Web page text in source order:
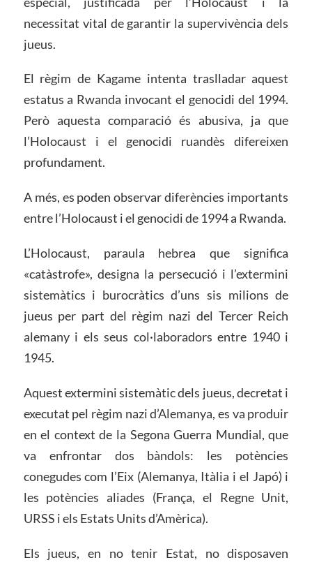
necessitat vital de garantir la supervivència dels
jueus.
El règim de Kagame intenta traslladar aquest
estatus a Rwanda invocant el genocidi del 1994.
Però aquesta comparació és abusiva, ja que
l’Holocaust i el genocidi ruandès difereixen
profundament.
A més, es poden observar diferències importants
entre l’Holocaust i el genocidi de 1994 a Rwanda.
L’Holocaust, paraula hebrea que significa
«catàstrofe», designa la persecució i l’extermini
sistemàtics i burocràtics d’uns sis milions de
jueus per part del règim nazi del Tercer Reich
alemany i els seus col·laboradors entre 1940 i
1945.
Aquest extermini sistemàtic dels jueus, decretat i
executat pel règim nazi d’Alemanya, es va produir
en el context de la Segona Guerra Mundial, que
va enfrontar dos bàndols: les potències
conegudes com l’Eix (Alemanya, Itàlia i el Japó) i
les potències aliades (França, el Regne Unit,
URSS i els Estats Units d’Amèrica).
Els jueus, en no tenir Estat, no disposaven